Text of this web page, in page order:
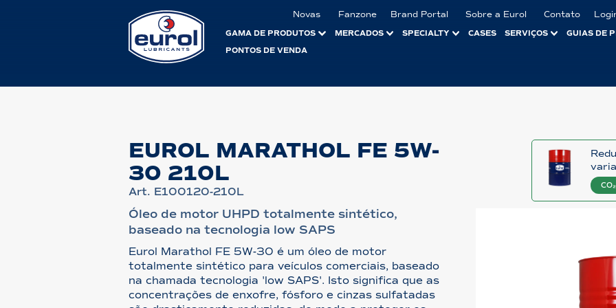
Novas Fanzone Brand Portal Sobre a Eurol Contato
GAMA DE PRODUTOS
MERCADOS SPECIALTY CASES SERVIÇOS
GUIAS DE
PONTOS DE VENDA
EUROL MARATHOL FE 5W-
30 210L
Art. E100120-210L
Óleo de motor UHPD totalmente sintético,
baseado na tecnologia low SAPS
Eurol Marathol FE 5W-30 é um óleo de motor
totalmente sintético para veículos comerciais, baseado
na chamada tecnologia 'low SAPS'. Isto significa que as
concentrações de enxofre, fósforo e cinzas sulfatadas